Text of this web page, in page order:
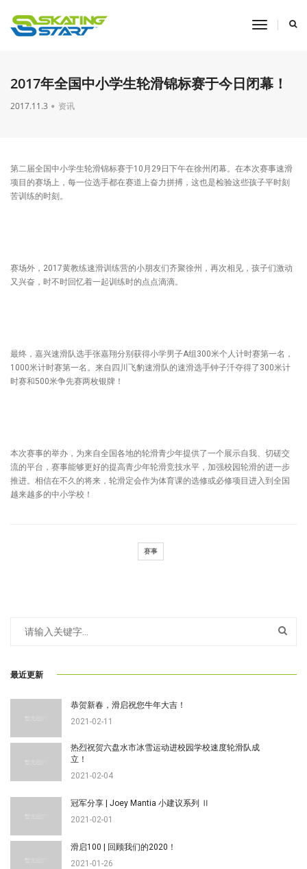
toggle
2017年全国中小学生轮滑锦标赛于今日闭幕！
2017.11.3 资讯
​第二届全国中小学生轮滑锦标赛于10月29日下午在徐州闭幕。在本次赛事速滑
项目的赛场上，每一位选手都在赛道上奋力拼搏，这也是检验这些孩子平时刻
苦训练的时刻。
赛场外，2017黄教练速滑训练营的小朋友们齐聚徐州，再次相见，孩子们激动
又兴奋，时不时回忆着一起训练时的点点滴滴。
最终，嘉兴速滑队选手张嘉翔分别获得小学男子A组300米个人计时赛第一名，
1000米计时赛第一名。来自四川飞豹速滑队的速滑选手钟子汘夺得了300米计
时赛和500米争先赛两枚银牌！
本次赛事的举办，为来自全国各地的轮滑青少年提供了一个展示自我、切磋交
流的平台，赛事能够更好的提高青少年轮滑竞技水平，加强校园轮滑的进一步
推进。相信在不久的将来，轮滑定会作为体育课的选修或必修项目进入到全国
越来越多的中小学校！
赛事
最近更新
恭贺新春，滑启祝您牛年大吉！
2021-02-11
热烈祝贺六盘水市冰雪运动进校园学校速度轮滑队成
立！
2021-02-04
冠军分享 | Joey Mantia 小建议系列 Ⅱ
2021-02-01
滑启100 | 回顾我们的2020！
2021-01-26